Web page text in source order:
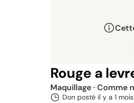
Rouge a
Maquillage· Comme
Don posté il y a 1 mois